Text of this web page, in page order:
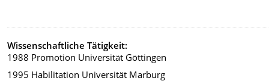
Wissenschaftliche Tätigkeit:
1988 Promotion Universität Göttingen
1995 Habilitation Universität Marburg